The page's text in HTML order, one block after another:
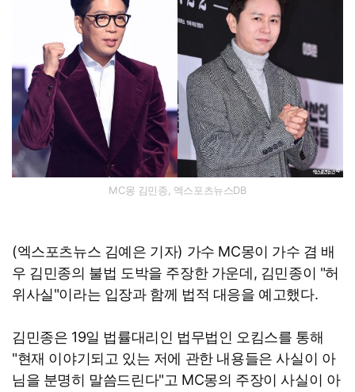
MC몽 김민종, 엑스포츠뉴스DB
(엑스포츠뉴스 김예은 기자) 가수 MC몽이 가수 겸 배
우 김민종의 불법 도박을 주장한 가운데, 김민종이 "허
위사실"이라는 입장과 함께 법적 대응을 예고했다.
김민종은 19일 법률대리인 법무법인 오킴스를 통해
"현재 이야기되고 있는 저에 관한 내용들은 사실이 아
님을 분명히 말씀드린다"고 MC몽의 주장이 사실이 아